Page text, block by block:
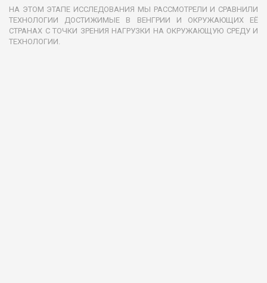
НА ЭТОМ ЭТАПЕ ИССЛЕДОВАНИЯ МЫ РАССМОТРЕЛИ И СРАВНИЛИ
ТЕХНОЛОГИИ ДОСТИЖИМЫЕ В ВЕНГРИИ И ОКРУЖАЮЩИХ ЕЁ
СТРАНАХ С ТОЧКИ ЗРЕНИЯ НАГРУЗКИ НА ОКРУЖАЮЩУЮ СРЕДУ И
ТЕХНОЛОГИИ.